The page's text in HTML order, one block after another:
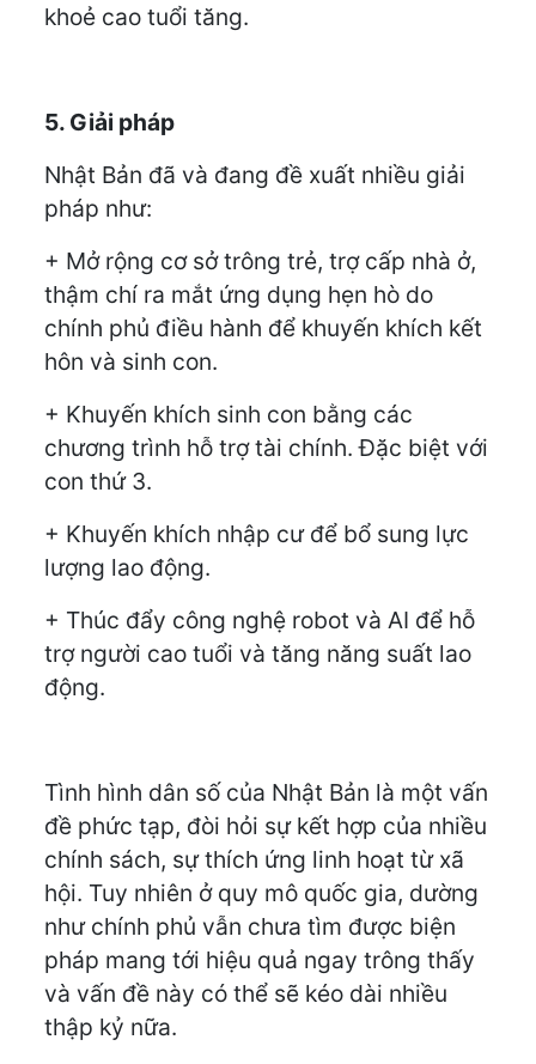
khoẻ cao tuổi tăng.
5. Giải pháp
Nhật Bản đã và đang đề xuất nhiều giải
pháp như:
+ Mở rộng cơ sở trông trẻ, trợ cấp nhà ở,
thậm chí ra mắt ứng dụng hẹn hò do
chính phủ điều hành để khuyến khích kết
hôn và sinh con.
+ Khuyến khích sinh con bằng các
chương trình hỗ trợ tài chính. Đặc biệt với
con thứ 3.
+ Khuyến khích nhập cư để bổ sung lực
lượng lao động.
+ Thúc đẩy công nghệ robot và AI để hỗ
trợ người cao tuổi và tăng năng suất lao
động.
Tình hình dân số của Nhật Bản là một vấn
đề phức tạp, đòi hỏi sự kết hợp của nhiều
chính sách, sự thích ứng linh hoạt từ xã
hội. Tuy nhiên ở quy mô quốc gia, dường
như chính phủ vẫn chưa tìm được biện
pháp mang tới hiệu quả ngay trông thấy
và vấn đề này có thể sẽ kéo dài nhiều
thập kỷ nữa.